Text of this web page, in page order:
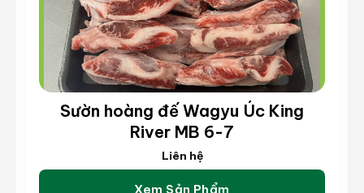
Sườn hoàng đế Wagyu Úc King
River MB 6-7
Liên hệ
Xem Sản Phẩm